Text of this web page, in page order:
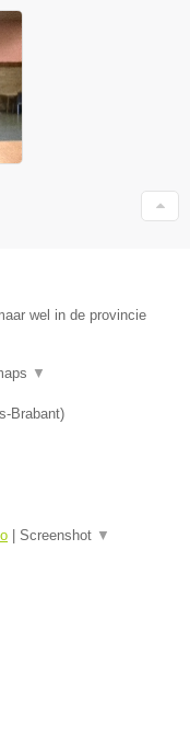
wel in de provincie
▼
Brabant)
| Screenshot ▼